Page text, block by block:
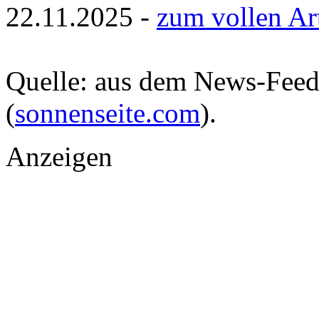
22.11.2025 - zum vollen
Quelle: aus dem News-
(sonnenseite.com).
Anzeigen